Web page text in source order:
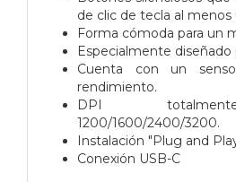
de clic de tecla al menos
Forma cómoda para un
Especialmente diseñado
Cuenta con un
rendimiento.
DPI
1200/1600/2400/3200.
Instalación "Plug and
Conexión USB-C